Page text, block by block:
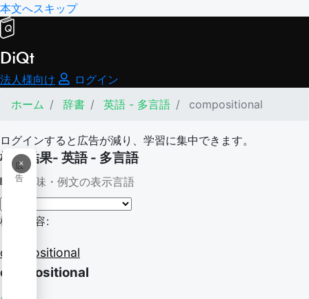
本文へスキップ
DiQt
法人様向け
ログイン
ホーム
辞書 英語 - 多言語 compositional
ログインすると広告が減り、学習に集中できます。
×
広
告
検索結果- 英語 - 多言語
意味・例文の表示言語
検索内容:
compositional
compositional